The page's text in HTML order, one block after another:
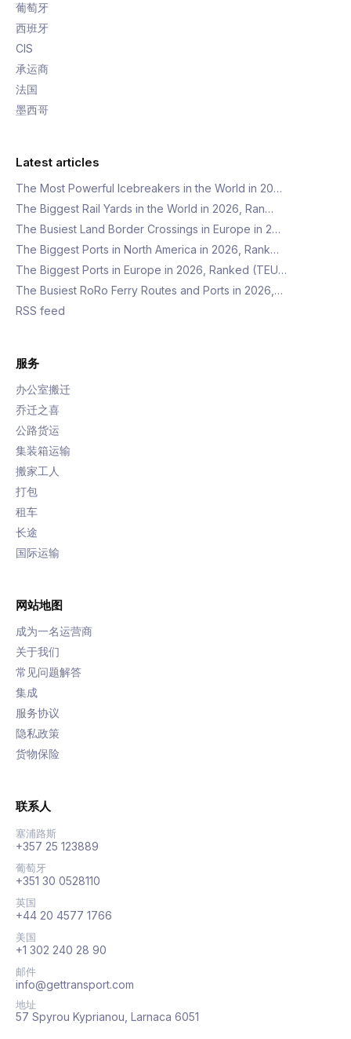
葡萄牙
西班牙
CIS
承运商
法国
墨西哥
Latest articles
The Most Powerful Icebreakers in the World in 20…
The Biggest Rail Yards in the World in 2026, Ran…
The Busiest Land Border Crossings in Europe in 2…
The Biggest Ports in North America in 2026, Rank…
The Biggest Ports in Europe in 2026, Ranked (TEU…
The Busiest RoRo Ferry Routes and Ports in 2026,…
RSS feed
服务
办公室搬迁
乔迁之喜
公路货运
集装箱运输
搬家工人
打包
租车
长途
国际运输
网站地图
成为一名运营商
关于我们
常见问题解答
集成
服务协议
隐私政策
货物保险
联系人
塞浦路斯
+357 25 123889
葡萄牙
+351 30 0528110
英国
+44 20 4577 1766
美国
+1 302 240 28 90
邮件
info@gettransport.com
地址
57 Spyrou Kyprianou, Larnaca 6051